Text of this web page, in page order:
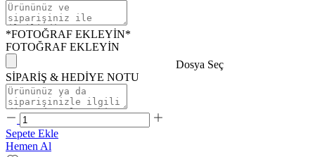
*FOTOĞRAF EKLEYİN*
FOTOĞRAF EKLEYİN
Dosya Seç
SİPARİŞ & HEDİYE NOTU
Sepete Ekle
Hemen Al